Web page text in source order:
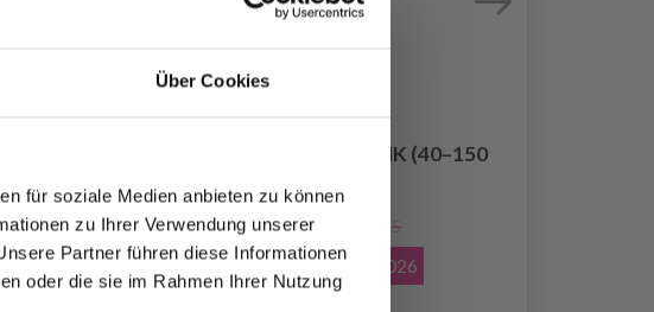
Über Cookies
für soziale Medien anbieten zu können
zu Ihrer Verwendung unserer
Partner führen diese Informationen
oder die sie im Rahmen Ihrer Nutzung
LYKKE KABEL SWIVEL PINK (40–150
CM)
EUR 3.20 EUR 4.55
Angebot bis31/08/2026
zu